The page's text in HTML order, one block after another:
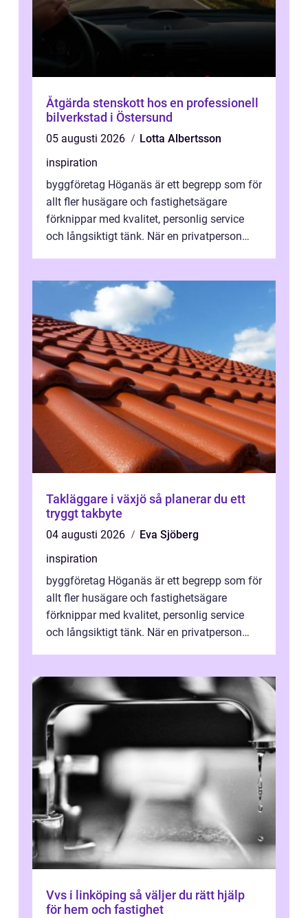
Åtgärda stenskott hos en professionell
bilverkstad i Östersund
05 augusti 2026
Lotta Albertsson
inspiration
byggföretag Höganäs är ett begrepp som för
allt fler husägare och fastighetsägare
förknippar med kvalitet, personlig service
och långsiktigt tänk. När en privatperson
Takläggare i växjö så planerar du ett
tryggt takbyte
04 augusti 2026
Eva Sjöberg
inspiration
byggföretag Höganäs är ett begrepp som för
allt fler husägare och fastighetsägare
förknippar med kvalitet, personlig service
och långsiktigt tänk. När en privatperson
Vvs i linköping så väljer du rätt hjälp
för hem och fastighet